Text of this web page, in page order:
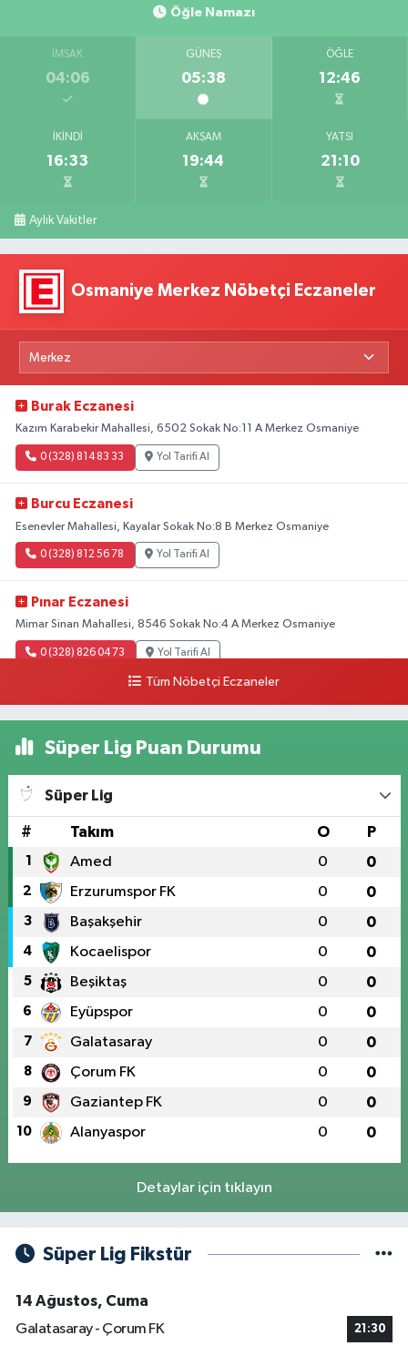
Öğle Namazı
İMSAK
04:06
GÜNEŞ
05:38
ÖĞLE
12:46
İKINDI
16:33
AKŞAM
19:44
YATSI
21:10
Aylık Vakitler
Osmaniye Merkez Nöbetçi Eczaneler
Burak Eczanesi
Kazım Karabekir Mahallesi, 6502 Sokak No:11 A Merkez Osmaniye
0 (328) 814 83 33 Yol Tarifi Al
Burcu Eczanesi
Esenevler Mahallesi, Kayalar Sokak No:8 B Merkez Osmaniye
0 (328) 812 56 78 Yol Tarifi Al
Pınar Eczanesi
Mimar Sinan Mahallesi, 8546 Sokak No:4 A Merkez Osmaniye
0 (328) 826 04 73 Yol Tarifi Al
Tüm Nöbetçi Eczaneler
Süper Lig Puan Durumu
Süper Lig
# Takım O P
1 Amed 0 0
2 Erzurumspor FK 0 0
3 Başakşehir 0 0
4 Kocaelispor 0 0
5 Beşiktaş 0 0
6 Eyüpspor 0 0
7 Galatasaray 0 0
8 Çorum FK 0 0
9 Gaziantep FK 0 0
10 Alanyaspor 0 0
Detaylar için tıklayın
Süper Lig Fikstür
14 Ağustos, Cuma
Galatasaray - Çorum FK
21:30